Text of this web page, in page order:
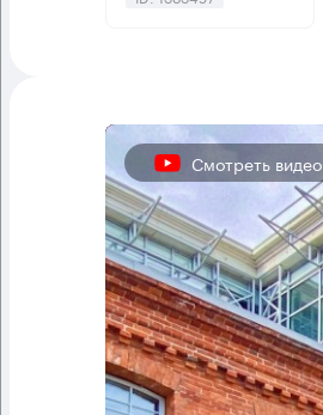
Смотреть видео